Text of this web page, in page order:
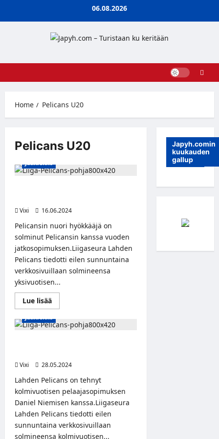
06.08.2026
Home Pelicans U20
Pelicans U20
Jääkiekko
Vixi
16.06.2024
Pelicansin nuori hyökkääjä on
solminut Pelicansin kanssa vuoden
jatkosopimuksen.Liigaseura Lahden
Pelicans tiedotti eilen sunnuntaina
verkkosivuillaan solmineensa
yksivuotisen...
Lue lisääRead
more
Nuoriyökkääjä
Joona
Jääkiekko
Vixi
28.05.2024
Lahden Pelicans on tehnyt
kolmivuotisen pelaajasopimuksen
Daniel Niemisen kanssa.Liigaseura
Lahden Pelicans tiedotti eilen
sunnuntaina verkkosivuillaan
solmineensa kolmivuotisen...
Japyh.comin
kuukauden
gallup